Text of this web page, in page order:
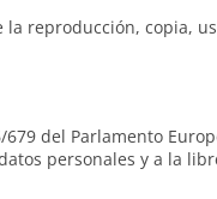
la reproducción,
679 del Parlamento
personales y a la